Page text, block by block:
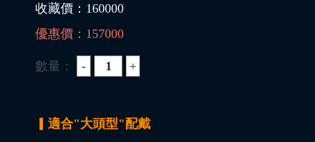
收藏價： 160000
優惠價： 157000
數量：
▎適合"大頭型"配戴